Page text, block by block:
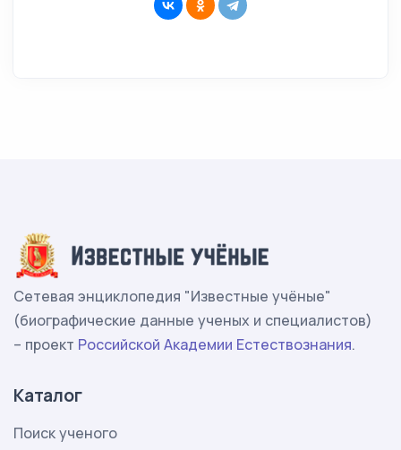
Сетевая энциклопедия "Известные учёные"
(биографические данные ученых и специалистов)
– проект Российской Академии Естествознания.
Каталог
Поиск ученого